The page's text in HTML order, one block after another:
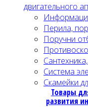
двигательного
Перила,
Поручни
Система
Скамейки
Товары
развития